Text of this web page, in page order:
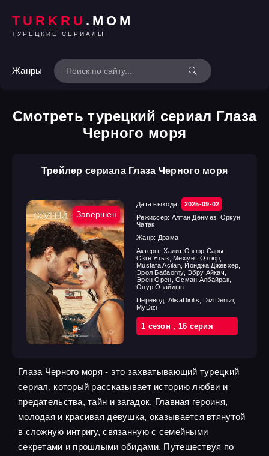
TURKRU .MOM
ТУРЕЦКИЕ СЕРИАЛЫ
Жанры
Смотреть турецкий сериал Глаза
Черного моря
Трейлер сериала Глаза Черного моря
Завершен
Дата выхода:
2025-09-02
Режиссер: Алтан Дёнмез, Оркун
Чатак
Жанр: Драма
Актеры:Халит Озгюр Сары,
Озге Ягыз, Мехмет Озгюр,
Mustafa Açilan, Йонджа Джевхер,
Эрол Бабаоглу, Эбру Айкач,
Эрен Орен, Осман Албайрак,
Онур Озайдын
Перевод: AlisaDirilis, DiziDenizi,
MyDizi
1 cезон, 16 cерия
Глаза Черного моря - это захватывающий турецкий
сериал, который рассказывает историю любви и
предательства, тайн и загадок. Главная героиня,
молодая и красивая девушка, оказывается втянутой
в сложную интригу, связанную с семейными
секретами и прошлыми обидами. Путешествуя по